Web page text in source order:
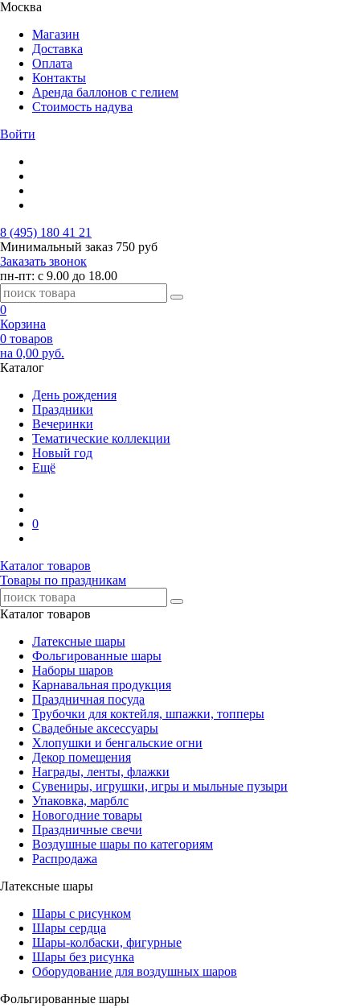
Москва
Магазин
Доставка
Оплата
Контакты
Аренда баллонов с гелием
Стоимость надува
Войти
8 (495) 180 41 21
Минимальный заказ 750 руб
Заказать звонок
пн-пт: с 9.00 до 18.00
0
Корзина
0 товаров
на 0,00 руб.
Каталог
День рождения
Праздники
Вечеринки
Тематические коллекции
Новый год
Ещё
0
Каталог товаров
Товары по праздникам
Каталог товаров
Латексные шары
Фольгированные шары
Наборы шаров
Карнавальная продукция
Праздничная посуда
Трубочки для коктейля, шпажки, топперы
Свадебные аксессуары
Хлопушки и бенгальские огни
Декор помещения
Награды, ленты, флажки
Сувениры, игрушки, игры и мыльные пузыри
Упаковка, марблс
Новогодние товары
Праздничные свечи
Воздушные шары по категориям
Распродажа
Латексные шары
Шары с рисунком
Шары сердца
Шары-колбаски, фигурные
Шары без рисунка
Оборудование для воздушных шаров
Фольгированные шары